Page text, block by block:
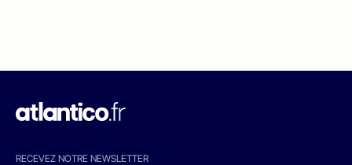
RECEVEZ NOTRE NEWSLETTER